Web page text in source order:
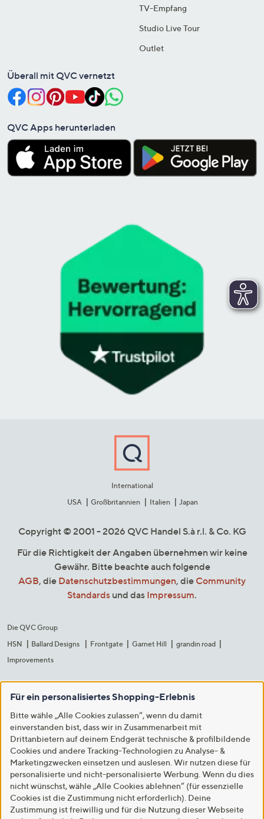
TV-Empfang
Studio Live Tour
Outlet
Überall mit QVC vernetzt
QVC Apps herunterladen
International
USA
Großbritannien Italien Japan
Copyright © 2001 - 2026 QVC Handel S.à r.l. & Co. KG
Für die Richtigkeit der Angaben übernehmen wir keine
Gewähr. Bitte beachte auch folgende
AGB, die Datenschutzbestimmungen, die Community
Standards und das Impressum.
Die QVC Group
HSN
Ballard Designs Frontgate Garnet Hill
grandin road
Improvements
Für ein personalisiertes Shopping-Erlebnis
Bitte wähle „Alle Cookies zulassen“, wenn du damit
einverstanden bist, dass wir in Zusammenarbeit mit
Drittanbietern auf deinem Endgerät technische & profilbildende
Cookies und andere Tracking-Technologien zu Analyse- &
Marketingzwecken einsetzen und auslesen. Wir nutzen diese für
personalisierte und nicht-personalisierte Werbung. Wenn du dies
nicht wünschst, wähle „Alle Cookies ablehnen“ (für essenzielle
Cookies ist die Zustimmung nicht erforderlich). Deine
Zustimmung ist freiwillig und für die Nutzung dieser Webseite